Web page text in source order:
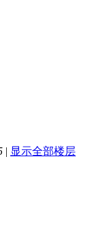
| 显示全部楼层